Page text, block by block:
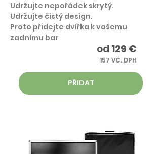
Udržujte nepořádek skrytý.
Udržujte čistý design.
Proto přidejte dvířka k vašemu
zadnímu bar
od 129 €
157 VČ. DPH
PŘIDAT